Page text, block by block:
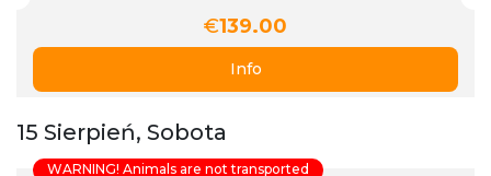
€139.00
Info
15 Sierpień, Sobota
WARNING! Animals are not transported